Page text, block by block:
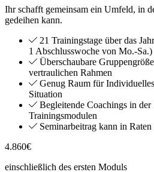
Ihr schafft gemeinsam ein Umfeld, in
gedeihen kann.
21 Trainingstage über das
1 Abschlusswoche von Mo.-Sa.)
Überschaubare
vertraulichen Rahmen
Genug Raum für
Situation
Begleitende Coachings in
Trainingsmodulen
Seminarbeitrag kann in
4.860€
einschließlich des ersten Moduls